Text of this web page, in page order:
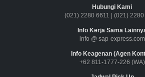
Hubungi Kami
(021) 2280 6611 | (021) 2280
Info Kerja Sama
info @ sap-express.com
Info Keagenan (Agen
+62 811-1777-226 (WA)